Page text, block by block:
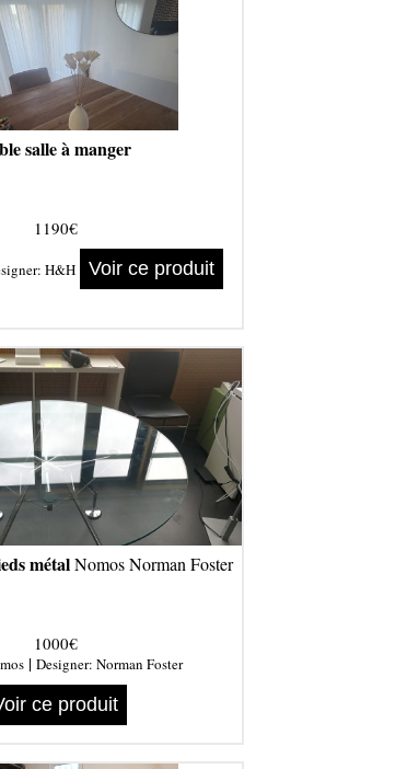
salle à manger
1190€
H&H Voir ce produit
métalNomos Norman Foster
1000€
| Designer: Norman Foster
ce produit